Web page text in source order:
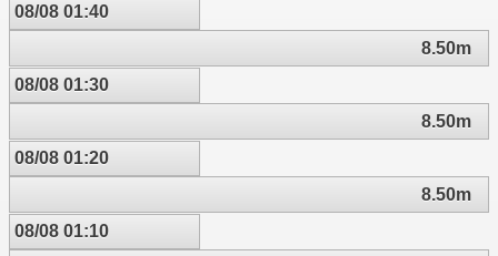
08/08 01:40
8.50m
08/08 01:30
8.50m
08/08 01:20
8.50m
08/08 01:10